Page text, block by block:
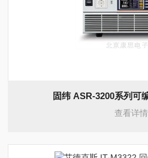
固纬 ASR-3200系列可
查看详情